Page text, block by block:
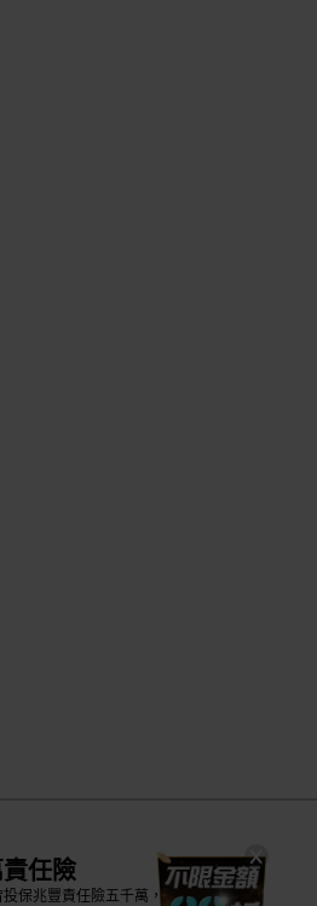
任險
投保兆豐責任險五千萬，安全守